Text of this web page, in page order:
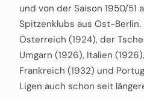
und von der Saison 1950/51
Spitzenklubs aus Ost-Berlin.
Österreich (1924), der
Umgarn (1926), Italien
Frankreich (1932) und
Ligen auch schon seit